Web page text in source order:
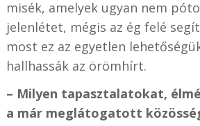
misék, amelyek ugyan nem
jelenlétet, mégis az ég felé
most ez az egyetlen
hallhassák az örömhírt.
– Milyen tapasztalatokat,
a már meglátogatott